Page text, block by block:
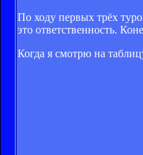
По ходу первых трёх
это ответственность.
Когда я смотрю на